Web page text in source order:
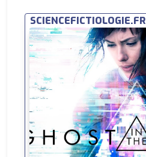
SCIENCEFICTIOLOGIE.FR